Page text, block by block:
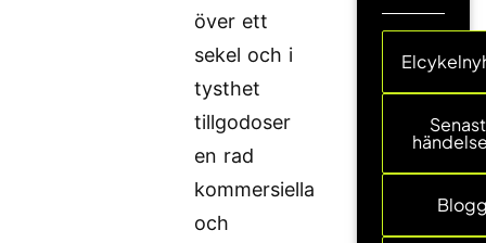
över ett
sekel och i
tysthet
tillgodoser
en rad
kommersiella
och